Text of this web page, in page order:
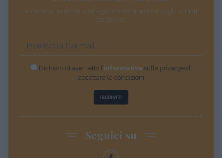
Riceverai preziosi consigli e informazioni sugli ultimi
contenuti
Dichiaro di aver letto l’informativa sulla privacye di
accettare le condizioni
ISCRIVITI
Seguici su